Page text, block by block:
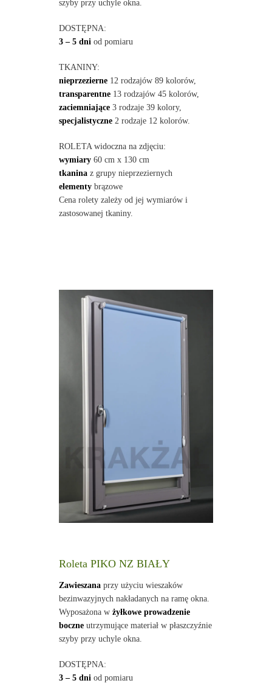
szyby przy uchyle okna.
DOSTĘPNA:
3 – 5 dniod pomiaru
TKANINY:
nieprzezierne12 rodzajów 89 kolorów,
transparentne13 rodzajów 45 kolorów,
zaciemniające3 rodzaje 39 kolory,
specjalistyczne2 rodzaje 12 kolorów.
ROLETA widoczna na zdjęciu:
wymiary60 cm x 130 cm
tkaninaz grupy nieprzeziernych
elementybrązowe
Cena rolety zależy od jej wymiarów i
zastosowanej tkaniny.
Roleta PIKO NZ BIAŁY
Zawieszanaprzy użyciu wieszaków
bezinwazyjnych nakładanych na ramę okna.
Wyposażona w żyłkowe prowadzenie
boczneutrzymujące materiał w płaszczyźnie
szyby przy uchyle okna.
DOSTĘPNA:
3 – 5 dni od pomiaru